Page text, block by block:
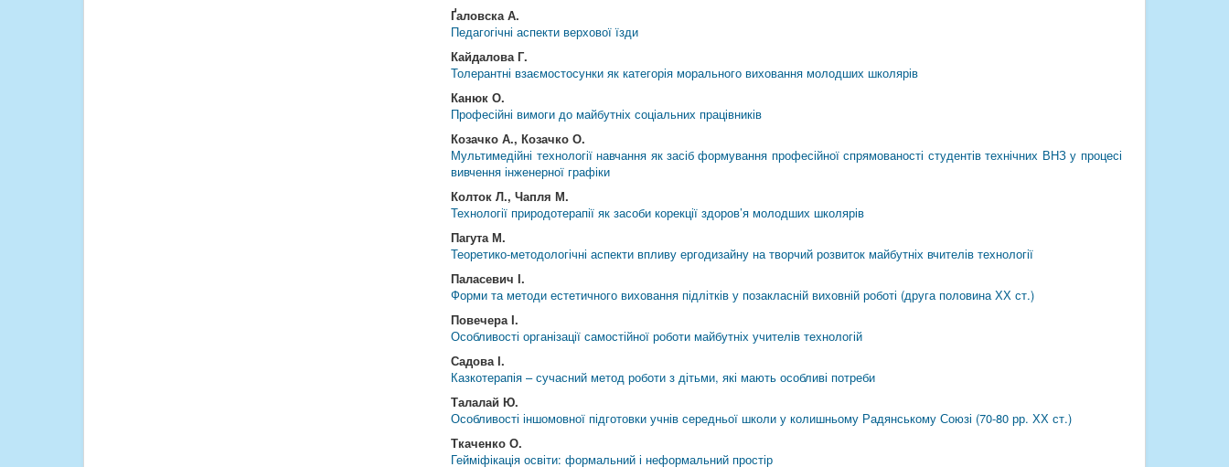
Ґаловска А.
Педагогічні аспекти верхової їзди
Кайдалова Г.
Толерантні взаємостосунки як категорія морального виховання молодших школярів
Канюк О.
Професійні вимоги до майбутніх соціальних працівників
Козачко А., Козачко О.
Мультимедійні технології навчання як засіб формування професійної спрямованості студентів технічних ВНЗ у процесі
вивчення інженерної графіки
Колток Л., Чапля М.
Технології природотерапії як засоби корекції здоров’я молодших школярів
Пагута М.
Теоретико-методологічні аспекти впливу ергодизайну на творчий розвиток майбутніх вчителів технології
Паласевич І.
Форми та методи естетичного виховання підлітків у позакласній виховній роботі (друга половина ХХ ст.)
Повечера І.
Особливості організації самостійної роботи майбутніх учителів технологій
Садова І.
Казкотерапія – сучасний метод роботи з дітьми, які мають особливі потреби
Талалай Ю.
Особливості іншомовної підготовки учнів середньої школи у колишньому Радянському Союзі (70-80 рр. ХХ ст.)
Ткаченко О.
Гейміфікація освіти: формальний і неформальний простір